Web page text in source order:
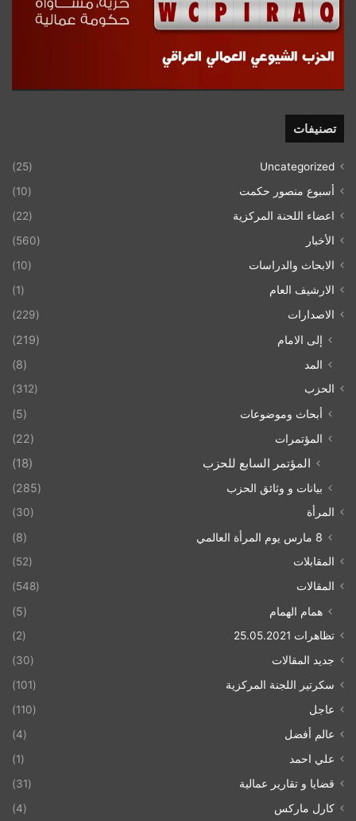
تصنيفات
Uncategorized
(25)
أسبوع منصور حكمت
(10)
اعضاء اللحنة المركزية
(22)
الأخبار
(560)
الابحاث والدراسات
(10)
الارشيف العام
(1)
الاصدارات
(229)
إلى الامام
(219)
المد
(8)
الحزب (312)
أبحاث وموضوعات
(5)
المؤتمرات
(22)
المؤتمر السابع للحزب (18)
بيانات و وثائق الحزب (285)
المرأة (30)
8 مارس يوم المرأة العالمي (8)
المقابلات
(52)
المقالات
(548)
همام الهمام (5)
تظاهرات 25.05.2021
(2)
جديد المقالات
(30)
سكرتير اللجنة المركزية
(101)
عاجل
(110)
عالم أفضل
(4)
علي احمد
(1)
قضايا و تقارير عمالية
(31)
كارل ماركس
(4)